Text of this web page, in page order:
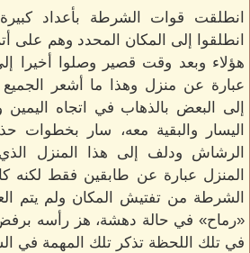
انطلقت قوات الشرطة بأعداد
انطلقوا إلى المكان المحدد وهم على
هؤلاء وبعد وقت قصير وصلوا أخيرا
عبارة عن منزل وهذا ما أشعر الجميع
إلى البعض بالذهاب في اتجاه
اليسار والبقية معه، سار بخطوات
الرشاش ودلف إلى هذا المنزل
المنزل عبارة عن طابقين فقط لكنه
الشرطة من تفتيش المكان ولم يتم
«رماح» في حالة دهشة، هز رأسه
في تلك اللحظة تذكر تلك المهمة في